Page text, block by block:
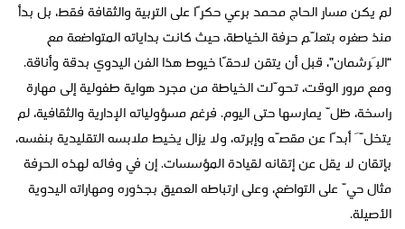
لم يكن مسار الحاج محمد برعي حكرًا على التربية والثقافة فقط، بل بدأ
منذ صغره بتعلّم حرفة الخياطة، حيث كانت بداياته المتواضعة مع
“البَرشمان”، قبل أن يتقن لاحقًا خيوط هذا الفن اليدوي بدقة وأناقة.
ومع مرور الوقت، تحوّلت الخياطة من مجرد هواية طفولية إلى مهارة
راسخة، ظلّ يمارسها حتى اليوم. فرغم مسؤولياته الإدارية والثقافية، لم
يتخلَّ أبدًا عن مقصّه وإبرته، ولا يزال يخيط ملابسه التقليدية بنفسه،
بإتقان لا يقل عن إتقانه لقيادة المؤسسات. إن في وفائه لهذه الحرفة
مثال حيّ على التواضع، وعلى ارتباطه العميق بجذوره ومهاراته اليدوية
الأصيلة.